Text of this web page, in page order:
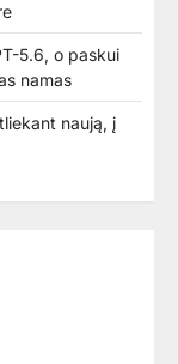
5.6, o paskui
namas
naują, į